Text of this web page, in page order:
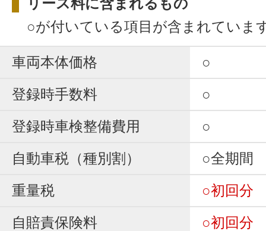
○が付いている項目が含まれていま
車両本体価格
○
登録時手数料
○
登録時車検整備費用
○
自動車税（種別割）
○全期間
重量税
○初回分
自賠責保険料
○初回分